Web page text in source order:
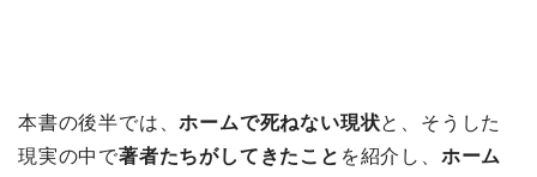
本書の後半では、ホームで死ねない現状と、そうした
現実の中で著者たちがしてきたこと を紹介し、 ホーム